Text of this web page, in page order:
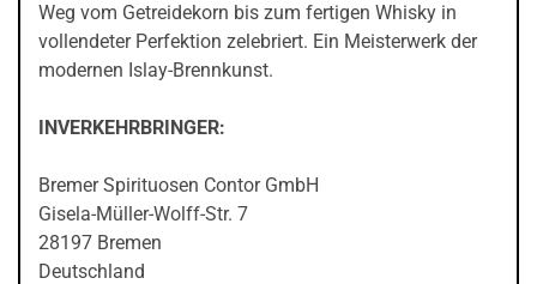
Weg vom Getreidekorn bis zum fertigen Whisky in
vollendeter Perfektion zelebriert. Ein Meisterwerk der
modernen Islay-Brennkunst.
INVERKEHRBRINGER:
Bremer Spirituosen Contor GmbH
Gisela-Müller-Wolff-Str. 7
28197 Bremen
Deutschland